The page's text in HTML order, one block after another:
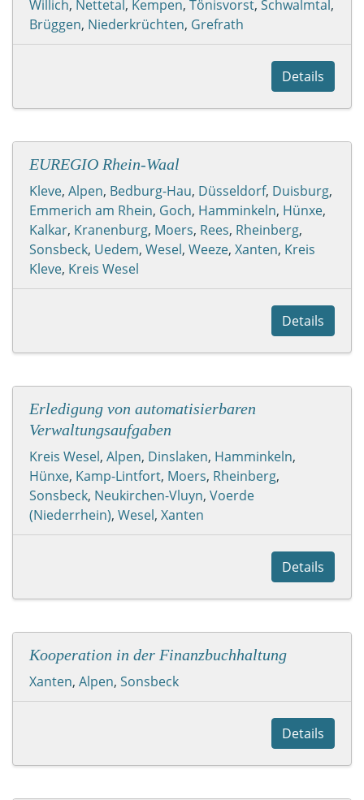
Willich, Nettetal , Kempen, Tönisvorst, Schwalmtal ,
Brüggen, Niederkrüchten, Grefrath
Details
EUREGIO Rhein-Waal
Kleve, Alpen, Bedburg-Hau, Düsseldorf, Duisburg,
Emmerich am Rhein, Goch, Hamminkeln, Hünxe,
Kalkar, Kranenburg, Moers, Rees, Rheinberg,
Sonsbeck, Uedem, Wesel, Weeze, Xanten, Kreis
Kleve, Kreis Wesel
Details
Erledigung von automatisierbaren
Verwaltungsaufgaben
Kreis Wesel, Alpen, Dinslaken, Hamminkeln,
Hünxe, Kamp-Lintfort, Moers, Rheinberg,
Sonsbeck, Neukirchen-Vluyn, Voerde
(Niederrhein), Wesel, Xanten
Details
Kooperation in der Finanzbuchhaltung
Xanten, Alpen, Sonsbeck
Details